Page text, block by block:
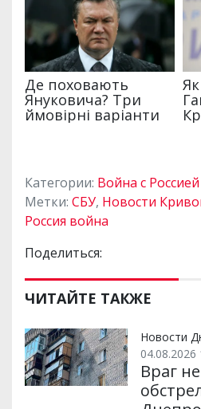
Категории: Война с
Метки: СБУ, Новости
Россия война
Поделиться:
ЧИТАЙТЕ ТАКЖЕ
Новости
04.08.2026
Враг